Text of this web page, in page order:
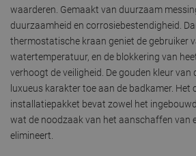
waarderen. Gemaakt van duurzaam
duurzaamheid en corrosiebestendigheid.
thermostatische kraan geniet de gebruiker
watertemperatuur, en de blokkering van
verhoogt de veiligheid. De gouden kleur van
luxueus karakter toe aan de badkamer. Het
installatiepakket bevat zowel het
wat de noodzaak van het aanschaffen van
elimineert.